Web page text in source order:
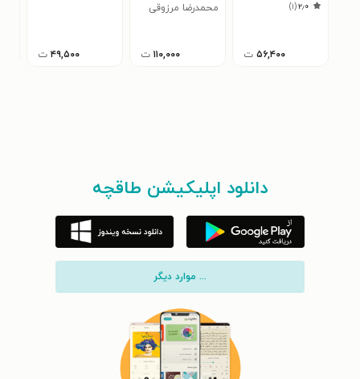
۲٫۰(۱)
۵۶,۴۰۰ ت
خاطرات
محمدرضا مرزوقی
۱۱۰,۰۰۰ ت ۴۹,۵۰۰ ت
دانلود اپلیکیشن طاقچه
... موارد دیگر